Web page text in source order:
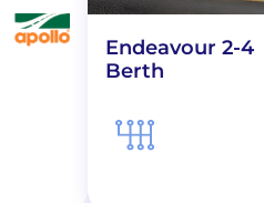
Endeavour 2-4
Berth